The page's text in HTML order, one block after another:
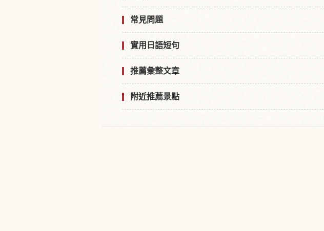
常見問題
實用日語短句
推薦彙整文章
附近推薦景點